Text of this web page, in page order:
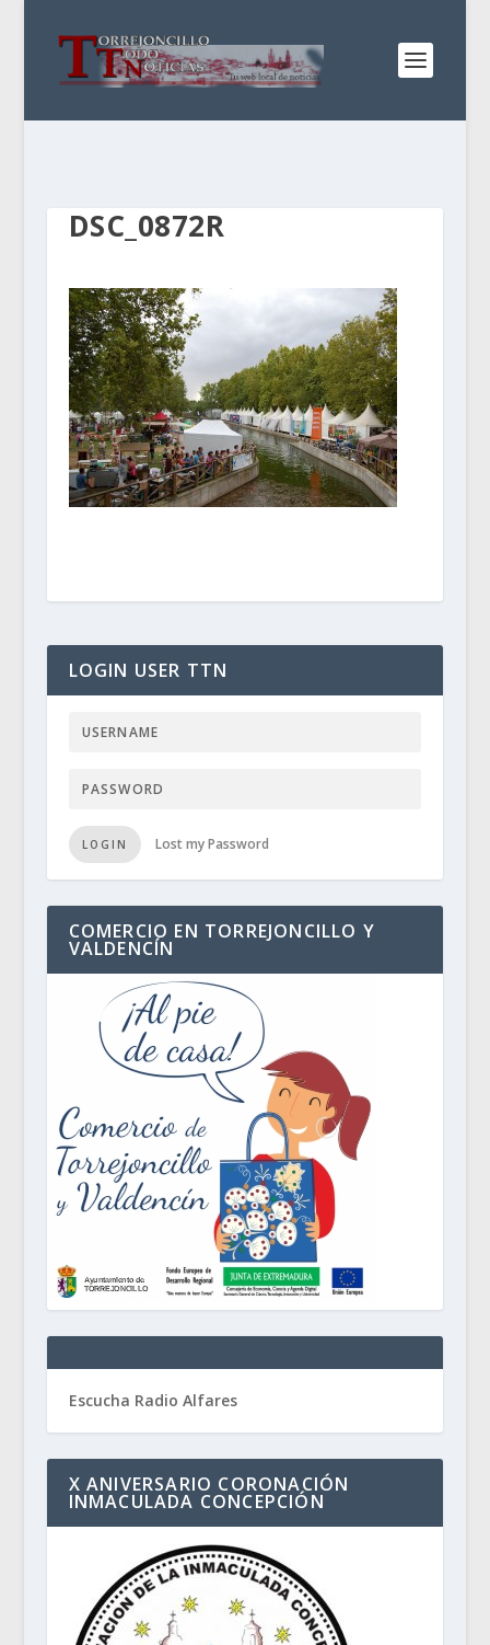
DSC_0872R
LOGIN USER TTN
LOGIN Lost my Password
COMERCIO EN TORREJONCILLO Y
VALDENCÍN
Escucha Radio Alfares
X ANIVERSARIO CORONACIÓN
INMACULADA CONCEPCIÓN